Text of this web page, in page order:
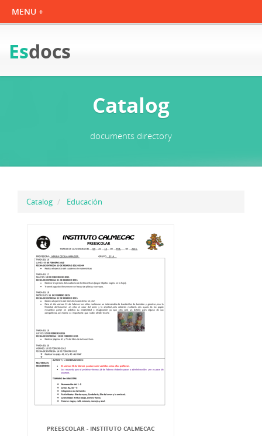
Esdocs
Catalog
documents directory
Catalog Educación
PREESCOLAR - INSTITUTO CALMECAC